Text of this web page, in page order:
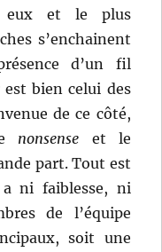
eux et le plus
s’enchainent
d’un fil
bien celui des
de ce côté,
nonsense et le
part. Tout est
ni faiblesse, ni
de l’équipe
soit une